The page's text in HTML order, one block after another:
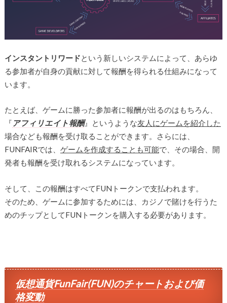
インスタントリワード という新しいシステムによって、あらゆ
る参加者が自身の貢献に対して報酬を得られる仕組みになって
います。
たとえば、ゲームに勝った参加者に報酬が出るのはもちろん、
『 アフィリエイト報酬』というような友人にゲームを紹介した
場合なども報酬を受け取ることができます。さらには、
FUNFAIRでは、 ゲームを作成することも可能で、その場合、開
発者も報酬を受け取れるシステムになっています。
そして、この報酬はすべてFUNトークンで支払われます。
そのため、ゲームに参加するためには、カジノで賭けを行うた
めのチップとしてFUNトークンを購入する必要があります。
仮想通貨FunFair(FUN)のチャートおよび価
格変動